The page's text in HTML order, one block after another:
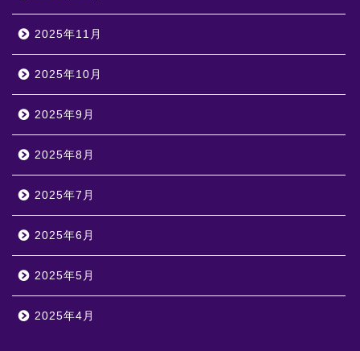
2025年11月
2025年10月
2025年9月
2025年8月
2025年7月
2025年6月
2025年5月
2025年4月